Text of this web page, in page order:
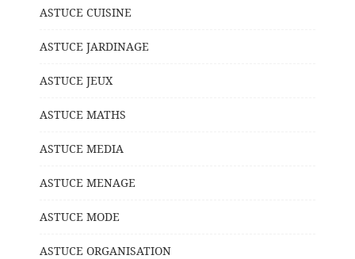
ASTUCE CUISINE
ASTUCE JARDINAGE
ASTUCE JEUX
ASTUCE MATHS
ASTUCE MEDIA
ASTUCE MENAGE
ASTUCE MODE
ASTUCE ORGANISATION